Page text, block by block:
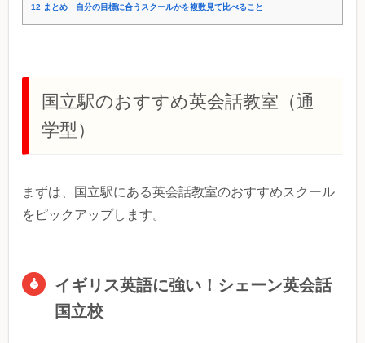
12 まとめ 自分の目標に合うスクールかを複数見て比べること
国立駅のおすすめ英会話教室（通
学型）
まずは、国立駅にある英会話教室のおすすめスクール
をピックアップします。
イギリス英語に強い！シェーン英会話
国立校